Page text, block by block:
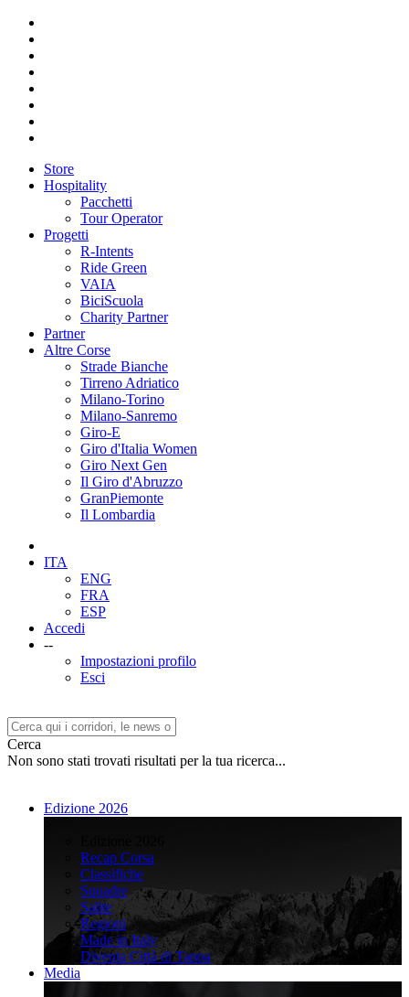
Store
Hospitality
Pacchetti
Tour Operator
Progetti
R-Intents
Ride Green
VAIA
BiciScuola
Charity Partner
Partner
Altre Corse
Strade Bianche
Tirreno Adriatico
Milano-Torino
Milano-Sanremo
Giro-E
Giro d'Italia Women
Giro Next Gen
Il Giro d'Abruzzo
GranPiemonte
Il Lombardia
ITA
ENG
FRA
ESP
Accedi
--
Impostazioni profilo
Esci
Cerca
Non sono stati trovati risultati per la tua ricerca...
Edizione 2026
Recap Corsa
Classifiche
Squadre
Salite
Regioni
Made in Italy
Diventa Città di Tappa
Media